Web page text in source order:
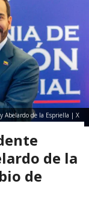
Abelardo de la Espriella | X
de la
de